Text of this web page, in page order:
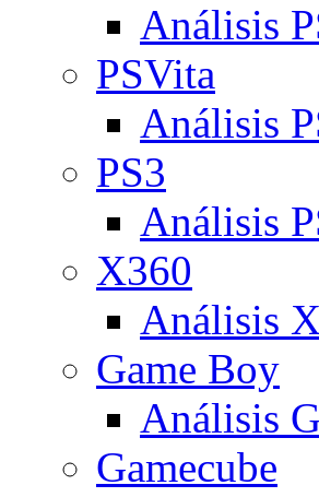
Análisis
PSVita
Análisis
PS3
Análisis
X360
Análisis
Game Boy
Análisis
Gamecube